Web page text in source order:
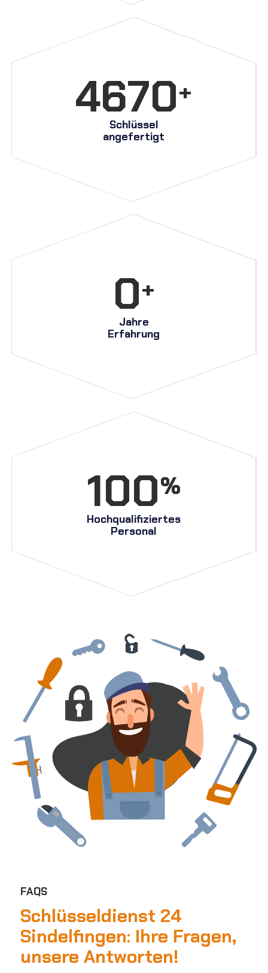
4670+
Schlüssel
angefertigt
25+
Jahre
Erfahrung
100%
Hochqualifiziertes
Personal
FAQS
Schlüsseldienst 24
Sindelfingen: Ihre Fragen,
unsere Antworten!